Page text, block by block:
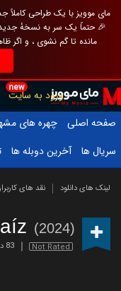
مای موویز با یک طراحی کاملاً
🎉 حتماً یک سر به نسخهٔ
مانده تا گم نشوی ، و اگر
new
ورود به سایت
صفحه اصلی
چهره های
سریال ها
آخرین دوبله ها
لینک های دانلود نقد های
(2024)
Not Rated 83 دقیقه